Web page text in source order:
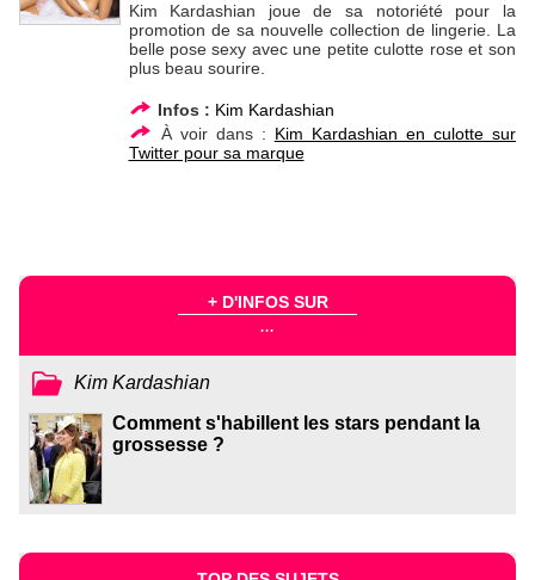
Kim Kardashian joue de sa notoriété pour la
promotion de sa nouvelle collection de lingerie. La
belle pose sexy avec une petite culotte rose et son
plus beau sourire.
Infos : Kim Kardashian
À voir dans : Kim Kardashian en culotte sur
Twitter pour sa marque
+ D'INFOS SUR
...
Kim Kardashian
Comment s'habillent les stars pendant la
grossesse ?